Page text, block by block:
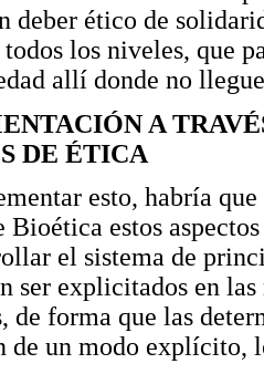
deber ético de
los niveles, que
allí donde no
A
DE ÉTICA
esto, habría
Bioética estos
el sistema de
ser explicitados en
de forma que las
de un modo explícito,